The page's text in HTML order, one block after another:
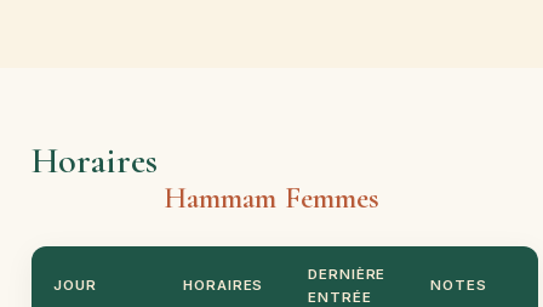
Horaires
Hammam Femmes
JOUR HORAIRES
DERNIÈRE
ENTRÉE
NOTES